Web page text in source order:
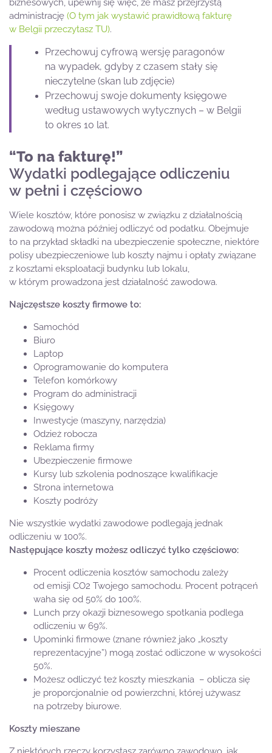
biznesowych, upewnij się więc, że masz przejrzystą
administrację (O tym jak wystawić prawidłową fakturę
w Belgii przeczytasz TU).
Przechowuj cyfrową wersję paragonów
na wypadek, gdyby z czasem stały się
nieczytelne (skan lub zdjęcie)
Przechowuj swoje dokumenty księgowe
według ustawowych wytycznych – w Belgii
to okres 10 lat.
“To na fakturę!”
Wydatki podlegające odliczeniu
w pełni i częściowo
Wiele kosztów, które ponosisz w związku z działalnością
zawodową można później odliczyć od podatku. Obejmuje
to na przykład składki na ubezpieczenie społeczne, niektóre
polisy ubezpieczeniowe lub koszty najmu i opłaty związane
z kosztami eksploatacji budynku lub lokalu,
w którym prowadzona jest działalność zawodowa.
Najczęstsze koszty firmowe to:
Samochód
Biuro
Laptop
Oprogramowanie do komputera
Telefon komórkowy
Program do administracji
Księgowy
Inwestycje (maszyny, narzędzia)
Odzież robocza
Reklama firmy
Ubezpieczenie firmowe
Kursy lub szkolenia podnoszące kwalifikacje
Strona internetowa
Koszty podróży
Nie wszystkie wydatki zawodowe podlegają jednak
odliczeniu w 100%.
Następujące koszty możesz odliczyć tylko częściowo:
Procent odliczenia kosztów samochodu zależy
od emisji CO2 Twojego samochodu. Procent potrąceń
waha się od 50% do 100%.
Lunch przy okazji biznesowego spotkania podlega
odliczeniu w 69%.
Upominki firmowe (znane również jako „koszty
reprezentacyjne”) mogą zostać odliczone w wysokości
50%.
Możesz odliczyć też koszty mieszkania – oblicza się
je proporcjonalnie od powierzchni, której używasz
na potrzeby biurowe.
Koszty mieszane